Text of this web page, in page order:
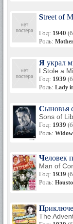
Street of
Год: 1940
Роль:
Я украл
I Stole a
Год: 1939
Роль: Lady
Сыновья
Sons of
Год: 1939
Роль: Widow
Человек
Man of
Год: 1939
Роль:
The